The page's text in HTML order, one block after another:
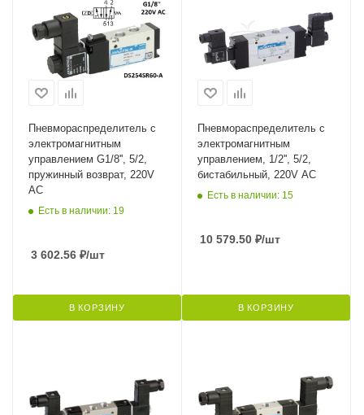
Пневмораспределитель с
электромагнитным
управлением G1/8'', 5/2,
пружинный возврат, 220V
AC
Есть в наличии: 19
3 602.56 ₽/шт
В КОРЗИНУ
Пневмораспределитель с
электромагнитным
управлением, 1/2'', 5/2,
бистабильный, 220V AC
Есть в наличии: 15
10 579.50 ₽/шт
В КОРЗИНУ